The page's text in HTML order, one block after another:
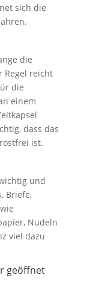
sich die
die
Regel reicht
die
einem
dass das
ist.
und
Briefe,
Nudeln
viel dazu
geöffnet